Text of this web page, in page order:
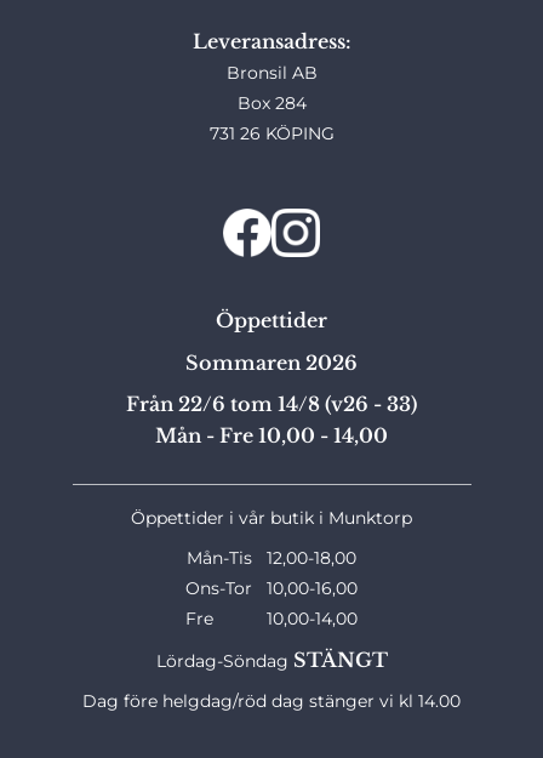
Leveransadress:
Bronsil AB
Box 284
731 26 KÖPING
Öppettider
Sommaren 2026
Från 22/6 tom 14/8 (v26 - 33)
Mån - Fre 10,00 - 14,00
Öppettider i vår butik i Munktorp
Mån-Tis 12,00-18,00
Ons-Tor 10,00-16,00
Fre 10,00-14,00
Lördag-Söndag STÄNGT
Dag före helgdag/röd dag stänger vi kl 14.00